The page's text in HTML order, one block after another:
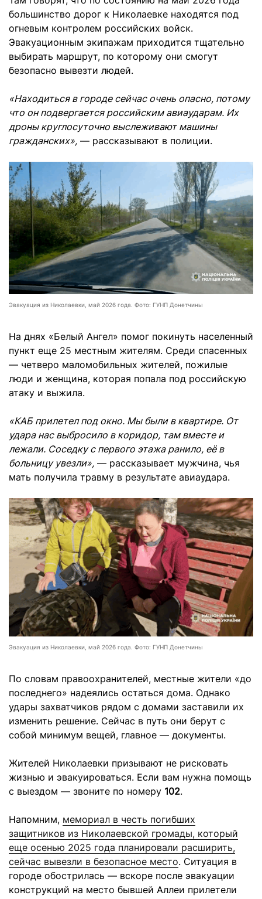
большинство дорог к Николаевке находятся под
огневым контролем российских войск.
Эвакуационным экипажам приходится тщательно
выбирать маршрут, по которому они смогут
безопасно вывезти людей.
«Находиться в городе сейчас очень опасно, потому
что он подвергается российским авиаударам. Их
дроны круглосуточно выслеживают машины
гражданских», — рассказывают в полиции.
Эвакуация из Николаевки, май 2026 года. Фото: ГУНП Донетчины
На днях «Белый Ангел» помог покинуть населенный
пункт еще 25 местным жителям. Среди спасенных
— четверо маломобильных жителей, пожилые
люди и женщина, которая попала под российскую
атаку и выжила.
«КАБ прилетел под окно. Мы были в квартире. От
удара нас выбросило в коридор, там вместе и
лежали. Соседку с первого этажа ранило, её в
больницу увезли», — рассказывает мужчина, чья
мать получила травму в результате авиаудара.
Эвакуация из Николаевки, май 2026 года. Фото: ГУНП Донетчины
По словам правоохранителей, местные жители «до
последнего» надеялись остаться дома. Однако
удары захватчиков рядом с домами заставили их
изменить решение. Сейчас в путь они берут с
собой минимум вещей, главное — документы.
Жителей Николаевки призывают не рисковать
жизнью и эвакуироваться. Если вам нужна помощь
с выездом — звоните по номеру 102.
Напомним, мемориал в честь погибших
защитников из Николаевской громады, который
еще осенью 2025 года планировали расширить,
сейчас вывезли в безопасное место. Ситуация в
городе обострилась — вскоре после эвакуации
конструкций на место бывшей Аллеи прилетели